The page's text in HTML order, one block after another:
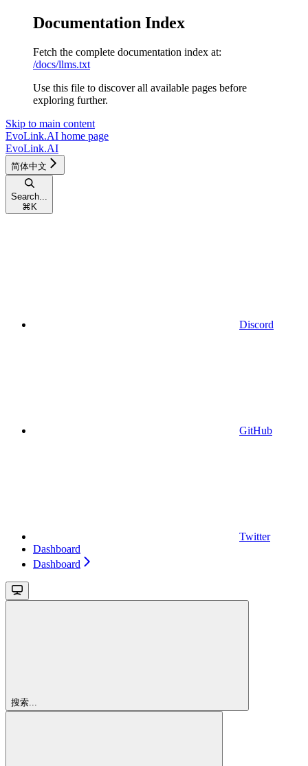
Documentation Index
Fetch the complete documentation index at:
/docs/llms.txt
Use this file to discover all available pages before
exploring further.
Skip to main content
EvoLink.AI home page
EvoLink.AI
简体中文
Search...
⌘ K
Discord
GitHub
Twitter
Dashboard
Dashboard
搜索...